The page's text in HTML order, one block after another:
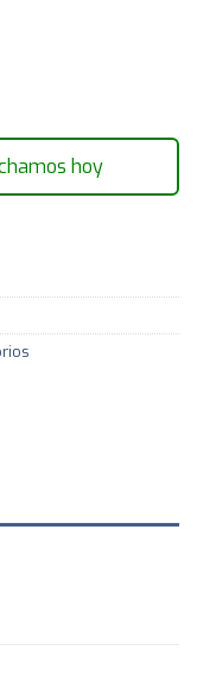
hoy
Para Piscina